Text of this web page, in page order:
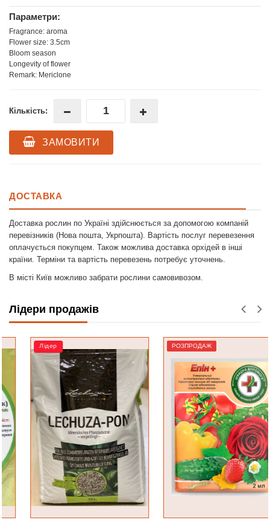
Параметри:
Fragrance: aroma
Flower size: 3.5cm
Bloom season
Longevity of flower
Remark: Mericlone
Кількість:
ЗАМОВИТИ
ДОСТАВКА
Доставка рослин по Україні здійснюється за допомогою компаній
перевізників (Нова пошта, Укрпошта). Вартість послуг перевезення
оплачується покупцем. Також можлива доставка орхідей в інші
країни. Терміни та вартість перевезень потребує уточнень.
В місті Київ можливо забрати рослини самовивозом.
Лідери продажів
РОЗПРОДАЖ